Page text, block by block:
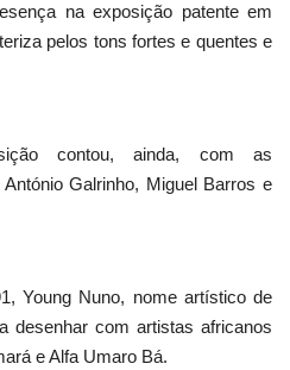
na exposição patente em
pelos tons fortes e quentes e
contou, ainda, com as
Galrinho, Miguel Barros e
Young Nuno, nome artístico de
desenhar com artistas africanos
e Alfa Umaro Bá.